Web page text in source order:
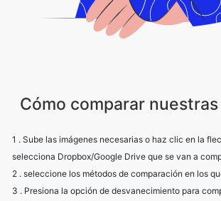
Cómo comparar
1 . Sube las imágenes necesarias o haz clic en la
selecciona Dropbox/Google Drive que se van a
2 . seleccione los métodos de comparación en los
3 . Presiona la opción de desvanecimiento para